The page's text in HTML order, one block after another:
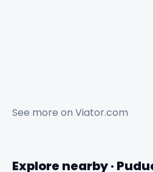
See more on Viator.com
Explore nearby ·